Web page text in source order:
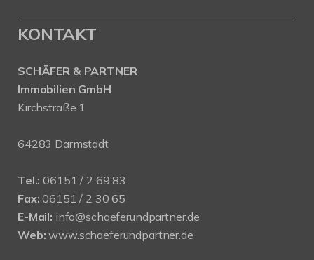
KONTAKT
SCHÄFER & PARTNER
Immobilien GmbH
Kirchstraße 1
64283 Darmstadt
Tel.: 06151 / 2 69 83
Fax: 06151 / 2 30 65
E-Mail: info@schaeferundpartner.de
Web: www.schaeferundpartner.de